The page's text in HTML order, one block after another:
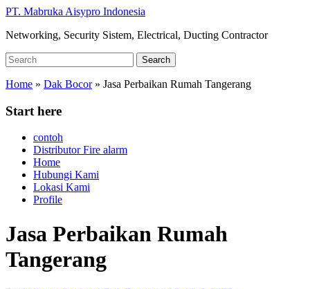
Skip
main
PT. Mabruka Aisypro Indonesia
Networking, Security Sistem, Electrical, Ducting Contractor
Search
for:
Search
Home » Dak Bocor» Jasa Perbaikan Rumah Tangerang
Start here
contoh
Distributor Fire alarm
Home
Hubungi Kami
Lokasi Kami
Profile
Jasa Perbaikan Rumah
Tangerang